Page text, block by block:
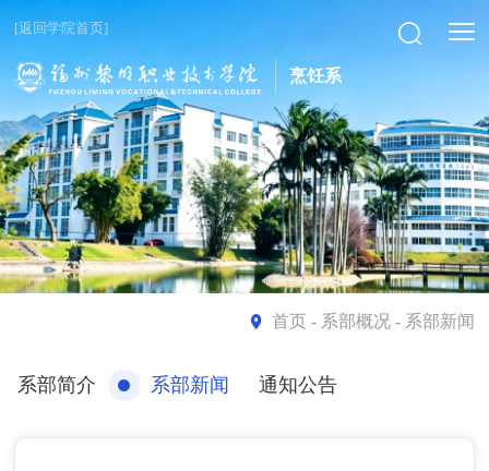
[返回学院首页]
烹饪系
首页- 系部概况 - 系部新闻
系部简介 系部新闻 通知公告